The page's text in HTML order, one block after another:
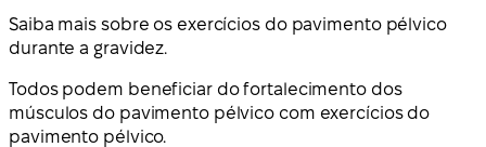
Saiba mais sobre os exercícios do pavimento pélvico
durante a gravidez.
Todos podem beneficiar do fortalecimento dos
músculos do pavimento pélvico com exercícios do
pavimento pélvico.